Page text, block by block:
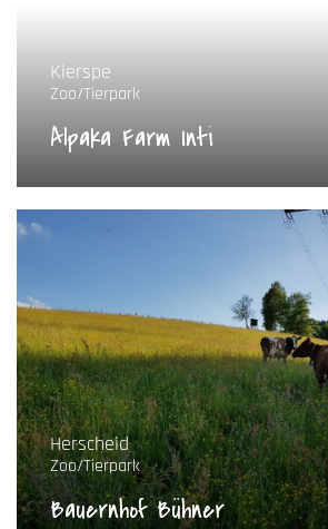
Kierspe
Zoo/Tierpark
Alpaka Farm Inti
Herscheid
Zoo/Tierpark
Bauernhof Bühner